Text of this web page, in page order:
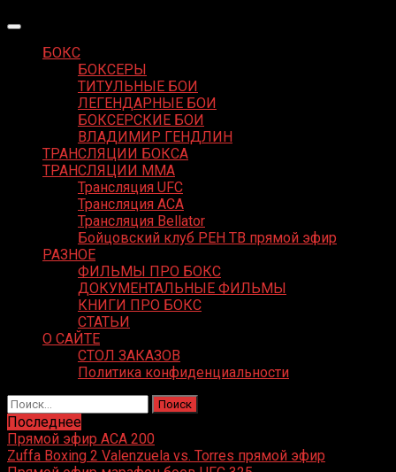
БОКС
БОКСЕРЫ
ТИТУЛЬНЫЕ БОИ
ЛЕГЕНДАРНЫЕ БОИ
БОКСЕРСКИЕ БОИ
ВЛАДИМИР ГЕНДЛИН
ТРАНСЛЯЦИИ БОКСА
ТРАНСЛЯЦИИ MMA
Трансляция UFC
Трансляция ACA
Трансляция Bellator
Бойцовский клуб РЕН ТВ прямой эфир
РАЗНОЕ
ФИЛЬМЫ ПРО БОКС
ДОКУМЕНТАЛЬНЫЕ ФИЛЬМЫ
КНИГИ ПРО БОКС
СТАТЬИ
О САЙТЕ
СТОЛ ЗАКАЗОВ
Политика конфиденциальности
Найти:
Последнее
Прямой эфир ACA 200
Zuffa Boxing 2 Valenzuela vs. Torres прямой эфир